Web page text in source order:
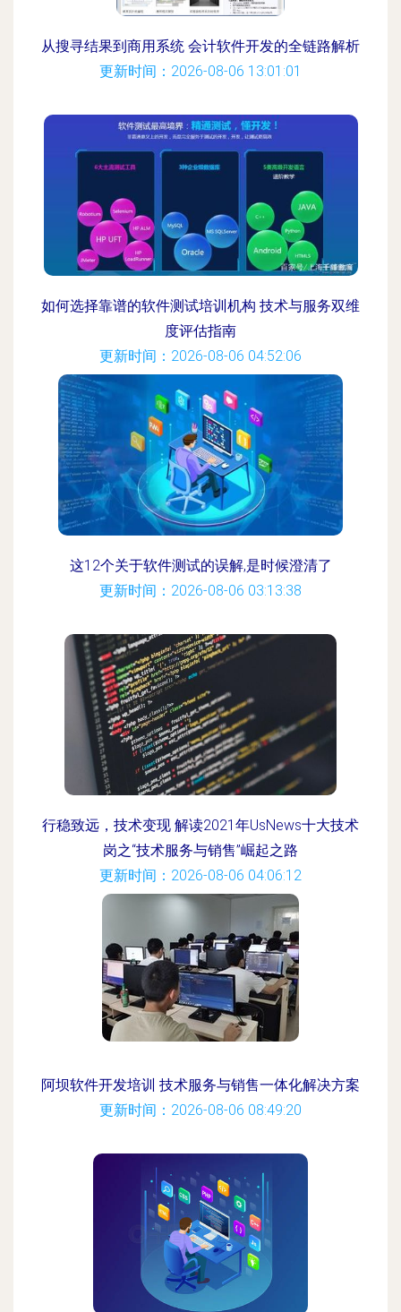
从搜寻结果到商用系统 会计软件开发的全链路解析
更新时间：2026-08-06 13:01:01
如何选择靠谱的软件测试培训机构 技术与服务双维
度评估指南
更新时间：2026-08-06 04:52:06
这12个关于软件测试的误解,是时候澄清了
更新时间：2026-08-06 03:13:38
行稳致远，技术变现 解读2021年UsNews十大技术
岗之“技术服务与销售”崛起之路
更新时间：2026-08-06 04:06:12
阿坝软件开发培训 技术服务与销售一体化解决方案
更新时间：2026-08-06 08:49:20